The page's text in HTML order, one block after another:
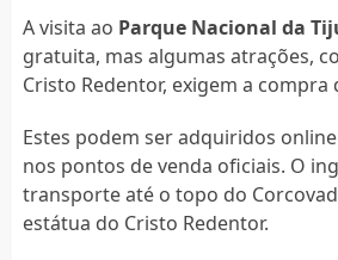
A visita ao Parque Nacional da
gratuita, mas algumas atrações,
Cristo Redentor, exigem a compra
Estes podem ser adquiridos
nos pontos de venda oficiais. O
transporte até o topo do
estátua do Cristo Redentor.